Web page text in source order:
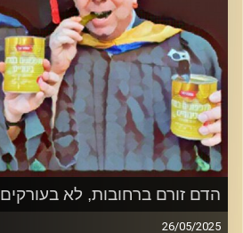
הדם זורם ברחובות, לא בעורקים
26/05/2025